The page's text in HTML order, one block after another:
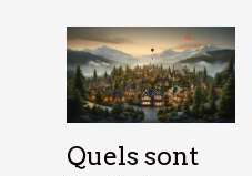
Quels sont